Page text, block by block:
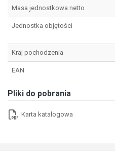
Masa jednostkowa netto
Jednostka objętości
Kraj pochodzenia
EAN
Pliki do pobrania
Karta katalogowa